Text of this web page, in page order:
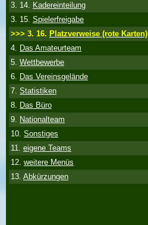
3. 14. Kadereinteilung
3. 15. Spielerfreigabe
>>> 3. 16. Platzverweise (rote Karten)
4. Das Amateurteam
5. Wettbewerbe
6. Das Vereinsgelände
7. Statistiken
8. Das Büro
9. Nationalteam
10. Sonstiges
11. eigene Teams
12. weitere Menüs
13. Abkürzungen